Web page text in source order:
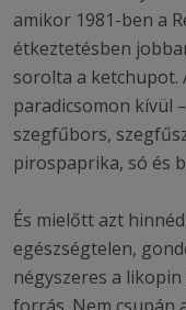
amikor 1981-ben a
étkeztetésben
sorolta a ketchupot.
paradicsomon kívül
szegfűbors,
pirospaprika, só és
És mielőtt azt
egészségtelen,
négyszeres a